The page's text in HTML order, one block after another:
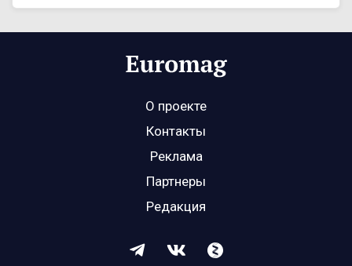
О проекте
Контакты
Реклама
Партнеры
Редакция